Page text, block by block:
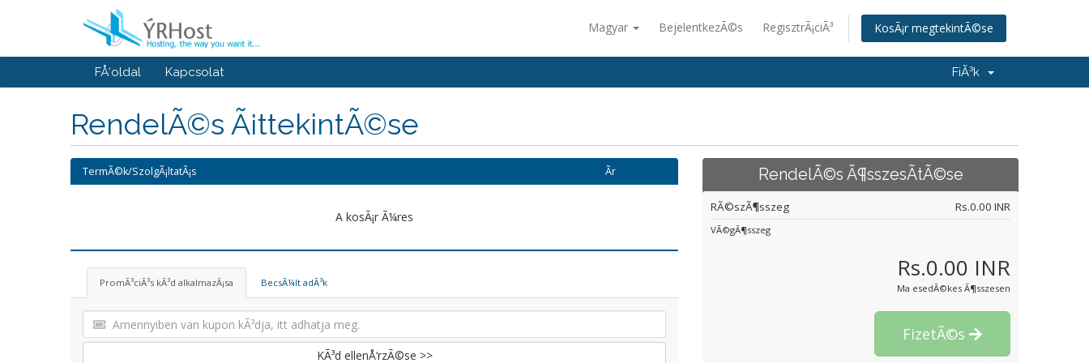
Magyar BejelentkezÃ©s RegisztrÃ¡ciÃ³ KosÃ¡r megtekintÃ©se
FÅ‘oldal Kapcsolat FiÃ³k
RendelÃ©s Ã¡ttekintÃ©se
TermÃ©k/SzolgÃ¡ltatÃ¡s Ãr
A kosÃ¡r Ã¼res
PromÃ³ciÃ³s kÃ³d alkalmazÃ¡sa BecsÃ¼lt adÃ³k
KÃ³d ellenÅ‘rzÃ©se >>
RendelÃ©s Ã¶sszesÃ­tÃ©se
RÃ©szÃ¶sszeg Rs.0.00 INR
VÃ©gÃ¶sszeg
Rs.0.00 INR
Ma esedÃ©kes Ã¶sszesen
FizetÃ©s